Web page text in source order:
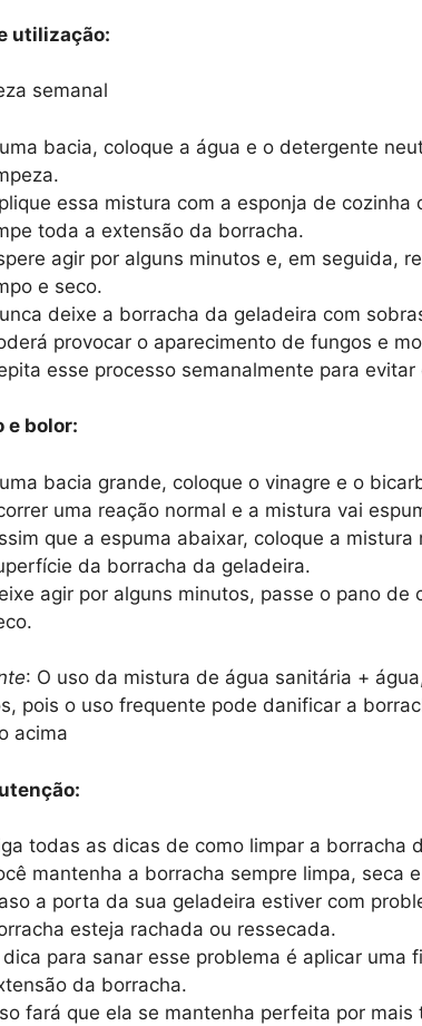
utilização:
semanal
bacia, coloque a água e o detergente
essa mistura com a esponja de
toda a extensão da borracha.
agir por alguns minutos e, em seguida,
e seco.
deixe a borracha da geladeira com
provocar o aparecimento de fungos e
esse processo semanalmente para
e bolor:
bacia grande, coloque o vinagre e o
uma reação normal e a mistura vai
que a espuma abaixar, coloque a
da borracha da geladeira.
agir por alguns minutos, passe o pano
: O uso da mistura de água sanitária +
pois o uso frequente pode danificar a
acima
todas as dicas de como limpar a borracha
mantenha a borracha sempre limpa, seca
a porta da sua geladeira estiver com
esteja rachada ou ressecada.
para sanar esse problema é aplicar uma
da borracha.
fará que ela se mantenha perfeita por mais